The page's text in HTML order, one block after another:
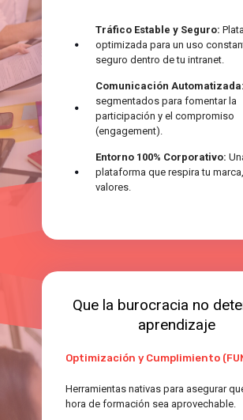
Tráfico Estable y Seguro:
optimizada para un uso
seguro dentro de tu intranet.
Comunicación Automatizada:
segmentados para fomentar la
participación y el compromiso
(engagement).
Entorno 100% Corporativo:
plataforma que respira tu
valores.
Que la burocracia no
aprendizaje
Optimización y Cumplimiento
Herramientas nativas para asegurar
hora de formación sea aprovechable.